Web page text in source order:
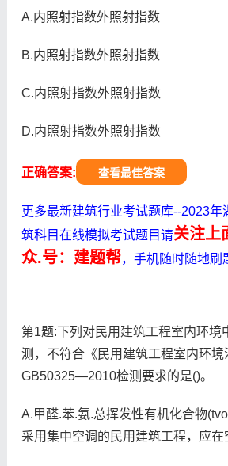
A.内照射指数外照射指数
B.内照射指数外照射指数
C.内照射指数外照射指数
D.内照射指数外照射指数
正确答案: 查看最佳答案
更多最新建筑行业考试题库--2023年
筑科目在线模拟考试题目请关注上
众.号：建题帮，手机随时随地刷
第1题:下列对民用建筑工程室内环境
测，不符合《民用建筑工程室内环境
GB50325—2010检测要求的是()。
A.甲醛.苯.氨.总挥发性有机化合物
采用集中空调的民用建筑工程，应